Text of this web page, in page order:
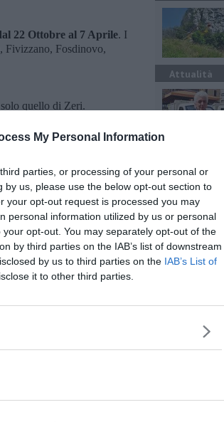
My Personal Information
parties, or processing of your personal or
us, please use the below opt-out section to
your opt-out request is processed you may
personal information utilized by us or personal
opt-out. You may separately opt-out of the
by third parties on the IAB’s list of downstream
by us to third parties on the IAB’s List of
it to other third parties.
22 Ottobre al 7 Aprile. I
Fivizzano, Fosdinovo,
quello di Zeri.
.
- ToscanaMedia.
Attualità